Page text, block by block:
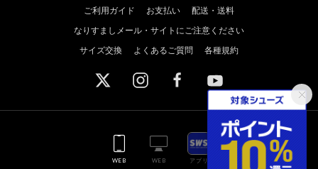
ご利用ガイド お支払い
配送・送料
なりすましメール・サイトにご注意ください
サイズ交換
よくあるご質問 各種規約
WEB WEB アプリ